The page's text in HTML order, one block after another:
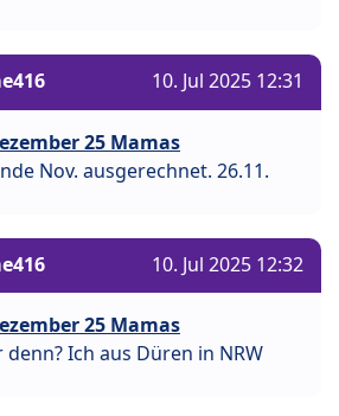
10. Jul 2025 12:31
25 Mamas
Nov. ausgerechnet. 26.11.
10. Jul 2025 12:32
25 Mamas
Ich aus Düren in NRW